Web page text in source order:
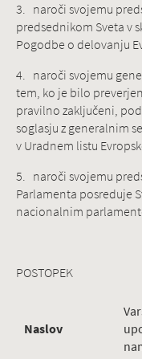
3. naroči svojemu
predsednikom Sveta v
Pogodbe o delovanju
4. naroči svojemu
tem, ko je bilo
pravilno zaključeni,
soglasju z generalnim
v Uradnem listu
5. naroči svojemu
Parlamenta posreduje
nacionalnim
POSTOPEK
Naslov